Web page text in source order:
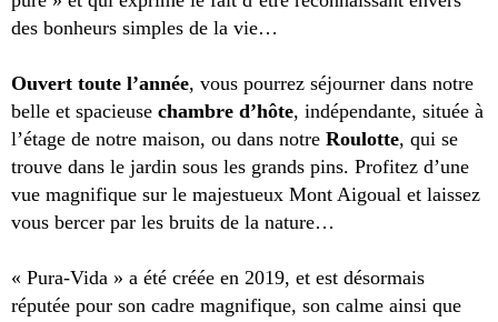
des bonheurs simples de la vie…
Ouvert toute l’année, vous pourrez séjourner dans notre
belle et spacieuse chambre d’hôte, indépendante, située à
l’étage de notre maison, ou dans notre Roulotte, qui se
trouve dans le jardin sous les grands pins. Profitez d’une
vue magnifique sur le majestueux Mont Aigoual et laissez
vous bercer par les bruits de la nature…
« Pura-Vida » a été créée en 2019, et est désormais
réputée pour son cadre magnifique, son calme ainsi que